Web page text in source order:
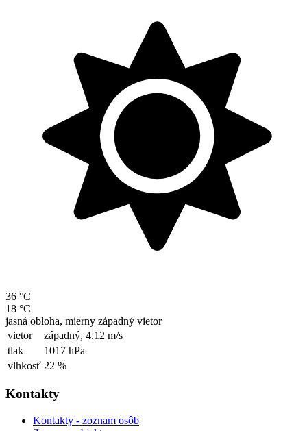
36 °C
18 °C
jasná obloha, mierny západný vietor
vietor
západný, 4.12 m/s
tlak
1017 hPa
vlhkosť 22 %
Kontakty
Kontakty - zoznam osôb